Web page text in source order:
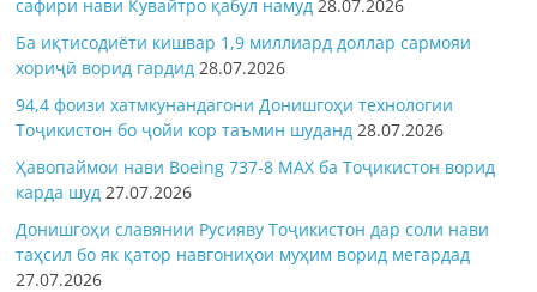
сафири нави Кувайтро қабул намуд 28.07.2026
Ба иқтисодиёти кишвар 1,9 миллиард доллар сармояи
хориҷӣ ворид гардид 28.07.2026
94,4 фоизи хатмкунандагони Донишгоҳи технологии
Тоҷикистон бо ҷойи кор таъмин шуданд 28.07.2026
Ҳавопаймои нави Boeing 737-8 MAX ба Тоҷикистон ворид
карда шуд 27.07.2026
Донишгоҳи славянии Русияву Тоҷикистон дар соли нави
таҳсил бо як қатор навгониҳои муҳим ворид мегардад
27.07.2026